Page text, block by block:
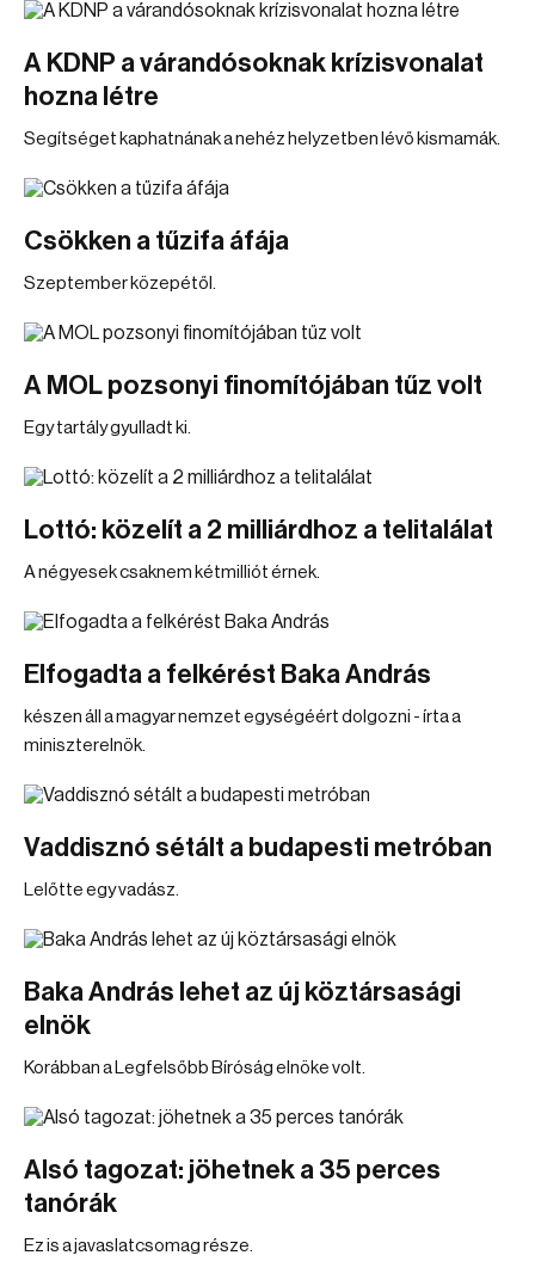
A KDNP a várandósoknak krízisvonalat
hozna létre
Segítséget kaphatnának a nehéz helyzetben lévő kismamák.
Csökken a tűzifa áfája
Szeptember közepétől.
A MOL pozsonyi finomítójában tűz volt
Egy tartály gyulladt ki.
Lottó: közelít a 2 milliárdhoz a telitalálat
A négyesek csaknem kétmilliót érnek.
Elfogadta a felkérést Baka András
készen áll a magyar nemzet egységéért dolgozni - írta a
miniszterelnök.
Vaddisznó sétált a budapesti metróban
Lelőtte egy vadász.
Baka András lehet az új köztársasági
elnök
Korábban a Legfelsőbb Bíróság elnöke volt.
Alsó tagozat: jöhetnek a 35 perces
tanórák
Ez is a javaslatcsomag része.